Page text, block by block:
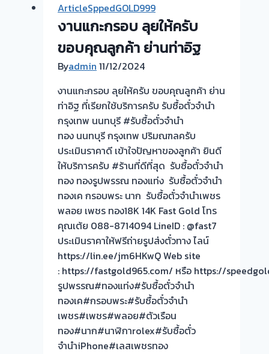
ทอง
กรอบ
พระทอง
เหรียญ
ทอง
พระทอง
คำ
–
รับ
ซื้อ
ตั๋ว
จำนำ
เพชร
พลอย
เครื่อง
ประดับ
ArticleSppedGOLD999
งานแกะกรอบ ลุยให้ครับ
ขอบคุณลูกค้า ย่านท่าอิฐ
Byadmin 11/12/2024
งานแกะกรอบ ลุยให้ครับ ขอบคุณลูกค้า ย่าน
ท่าอิฐ ที่เรียกใช้บริการครับ รับซื้อตั๋วจำนำ
กรุงเทพ นนทบุรี #รับซื้อตั๋วจำนำ
ทอง นนทบุรี กรุงเทพ ปริมณฑลครับ
ประเมินราคาดี เข้าใจปัญหาของลูกค้า ยินดี
ให้บริการครับ #ร้านที่ดีที่สุด รับซื้อตั๋วจำนำ
ทอง ทองรูปพรรณ ทองแท่ง รับซื้อตั๋วจำนำ
ทองเค กรอบพระ นาก รับซื้อตั๋วจำนำเพชร
พลอย เพชร ทอง18K 14K Fast Gold โทร
คุณเต้ย 088-8714094 LineID : @fast7
ประเมินราคาให้ฟรีถ่ายรูปส่งตั๋วทาง ไลน์
https://lin.ee/jm6HKwQ Web site
: https://fastgold965.com/ หรือ https://
รูปพรรณ#ทองแท่ง#รับซื้อตั๋วจำนำ
ทองเค#กรอบพระ#รับซื้อตั๋วจำนำ
เพชร#เพชร#พลอย#ตัวเรือน
ทอง#นาก#นาฬิกาrolex#รับซื้อตั๋ว
จำนำiPhone#เลสเพชรทอง